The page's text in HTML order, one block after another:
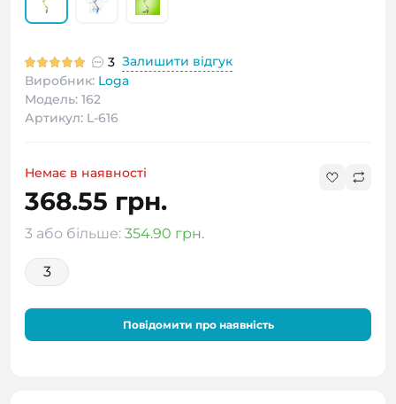
3 Залишити відгук
Виробник: Loga
Модель: 162
Артикул: L-616
Немає в наявності
368.55 грн.
3 або більше: 354.90 грн.
3
Повідомити про наявність